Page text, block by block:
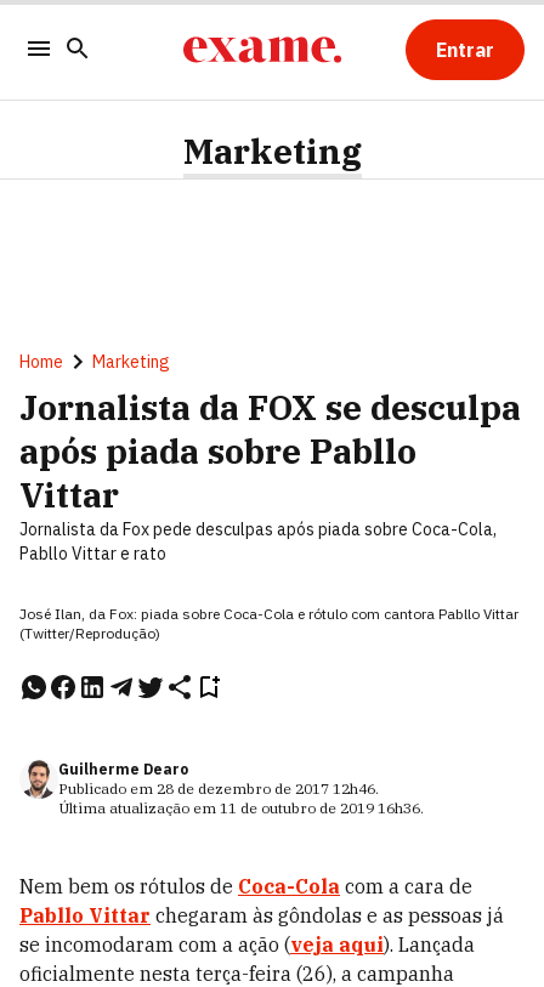
Entrar
Marketing
Home Marketing
Jornalista da FOX se desculpa
após piada sobre Pabllo
Vittar
Jornalista da Fox pede desculpas após piada sobre Coca-Cola,
Pabllo Vittar e rato
José Ilan, da Fox: piada sobre Coca-Cola e rótulo com cantora Pabllo Vittar
(Twitter/Reprodução)
Guilherme Dearo
Publicado em 28 de dezembro de 2017 12h46.
Última atualização em 11 de outubro de 2019 16h36.
Nem bem os rótulos de Coca-Cola com a cara de
Pabllo Vittar chegaram às gôndolas e as pessoas já
se incomodaram com a ação (veja aqui). Lançada
oficialmente nesta terça-feira (26), a campanha